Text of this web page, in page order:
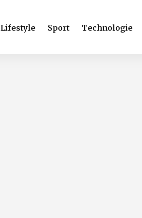
Lifestyle Sport Technologie